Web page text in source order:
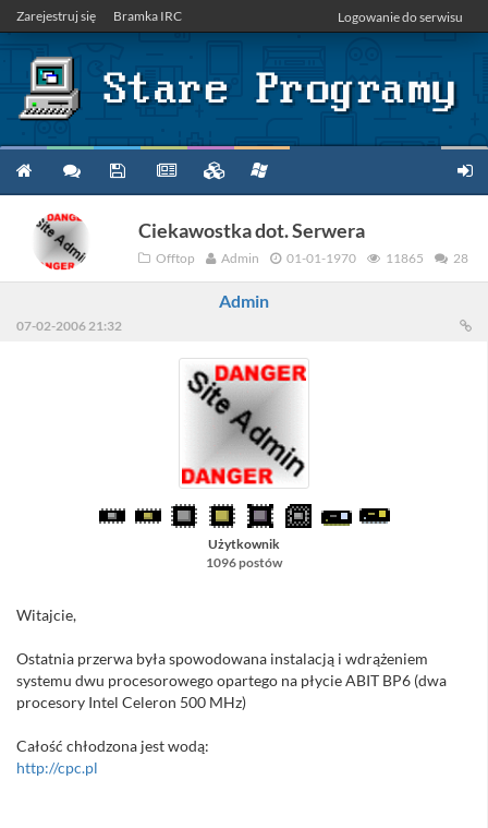
Zarejestruj się Bramka IRC Logowanie do serwisu
Ciekawostka dot. Serwera
Offtop Admin 01-01-1970 11865 28
Admin
07-02-2006 21:32
Użytkownik
1096 postów
Witajcie,
Ostatnia przerwa była spowodowana instalacją i wdrążeniem
systemu dwu procesorowego opartego na płycie ABIT BP6 (dwa
procesory Intel Celeron 500 MHz)
Całość chłodzona jest wodą:
http://cpc.pl